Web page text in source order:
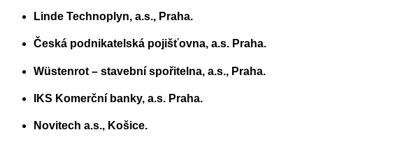
Linde Technoplyn, a.s., Praha.
Česká podnikatelská pojišťovna, a.s. Praha.
Wüstenrot – stavební spořitelna, a.s., Praha.
IKS Komerční banky, a.s. Praha.
Novitech a.s., Košice.